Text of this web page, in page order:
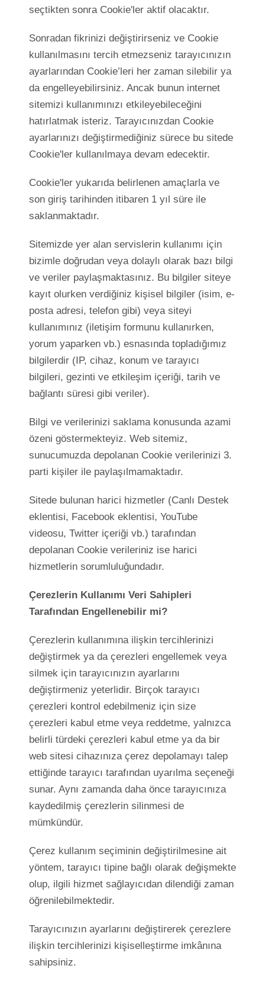
seçtikten sonra Cookie'ler aktif olacaktır.
Sonradan fikrinizi değiştirirseniz ve Cookie
kullanılmasını tercih etmezseniz tarayıcınızın
ayarlarından Cookie’leri her zaman silebilir ya
da engelleyebilirsiniz. Ancak bunun internet
sitemizi kullanımınızı etkileyebileceğini
hatırlatmak isteriz. Tarayıcınızdan Cookie
ayarlarınızı değiştirmediğiniz sürece bu sitede
Cookie'ler kullanılmaya devam edecektir.
Cookie'ler yukarıda belirlenen amaçlarla ve
son giriş tarihinden itibaren 1 yıl süre ile
saklanmaktadır.
Sitemizde yer alan servislerin kullanımı için
bizimle doğrudan veya dolaylı olarak bazı bilgi
ve veriler paylaşmaktasınız. Bu bilgiler siteye
kayıt olurken verdiğiniz kişisel bilgiler (isim, e-
posta adresi, telefon gibi) veya siteyi
kullanımınız (iletişim formunu kullanırken,
yorum yaparken vb.) esnasında topladığımız
bilgilerdir (IP, cihaz, konum ve tarayıcı
bilgileri, gezinti ve etkileşim içeriği, tarih ve
bağlantı süresi gibi veriler).
Bilgi ve verilerinizi saklama konusunda azami
özeni göstermekteyiz. Web sitemiz,
sunucumuzda depolanan Cookie verilerinizi 3.
parti kişiler ile paylaşılmamaktadır.
Sitede bulunan harici hizmetler (Canlı Destek
eklentisi, Facebook eklentisi, YouTube
videosu, Twitter içeriği vb.) tarafından
depolanan Cookie verileriniz ise harici
hizmetlerin sorumluluğundadır.
Çerezlerin Kullanımı Veri Sahipleri
Tarafından Engellenebilir mi?
Çerezlerin kullanımına ilişkin tercihlerinizi
değiştirmek ya da çerezleri engellemek veya
silmek için tarayıcınızın ayarlarını
değiştirmeniz yeterlidir. Birçok tarayıcı
çerezleri kontrol edebilmeniz için size
çerezleri kabul etme veya reddetme, yalnızca
belirli türdeki çerezleri kabul etme ya da bir
web sitesi cihazınıza çerez depolamayı talep
ettiğinde tarayıcı tarafından uyarılma seçeneği
sunar. Aynı zamanda daha önce tarayıcınıza
kaydedilmiş çerezlerin silinmesi de
mümkündür.
Çerez kullanım seçiminin değiştirilmesine ait
yöntem, tarayıcı tipine bağlı olarak değişmekte
olup, ilgili hizmet sağlayıcıdan dilendiği zaman
öğrenilebilmektedir.
Tarayıcınızın ayarlarını değiştirerek çerezlere
ilişkin tercihlerinizi kişiselleştirme imkânına
sahipsiniz.